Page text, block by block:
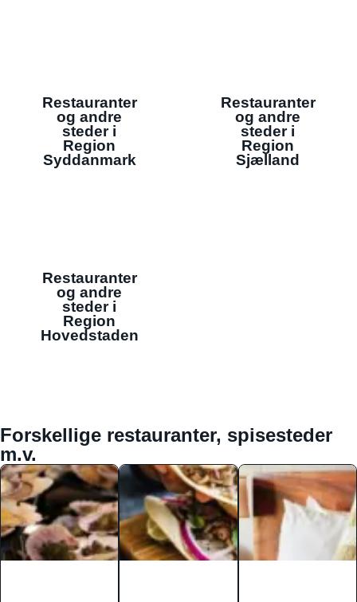
Restauranter
og andre
steder i
Region
Syddanmark
Restauranter
og andre
steder i
Region
Sjælland
Restauranter
og andre
steder i
Region
Hovedstaden
Forskellige restauranter, spisesteder
m.v.